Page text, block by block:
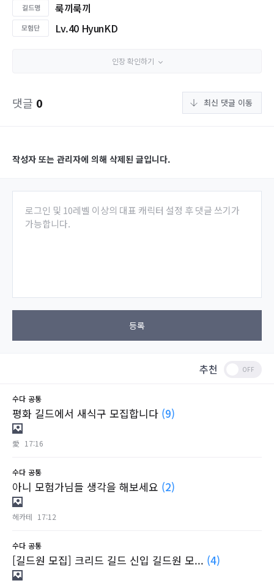
룩끼룩끼
Lv.40 HyunKD
인장 확인하기
댓글 0 최신 댓글 이동
작성자 또는 관리자에 의해 삭제된 글입니다.
로그인 및 10레벨 이상의 대표 캐릭터 설정 후 댓글 쓰기가
가능합니다.
등록
추천
수다 공통
평화 길드에서 새식구 모집합니다 (9)
愛 17:16
수다 공통
아니 모험가님들 생각을 해보세요 (2)
헤카테 17:12
수다 공통
[길드원 모집] 크리드 길드 신입 길드원 모... (4)